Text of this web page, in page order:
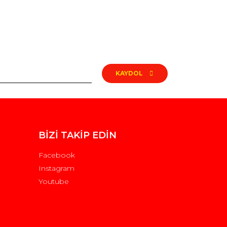
KAYDOL
BİZİ TAKİP EDİN
Facebook
Instagram
Youtube